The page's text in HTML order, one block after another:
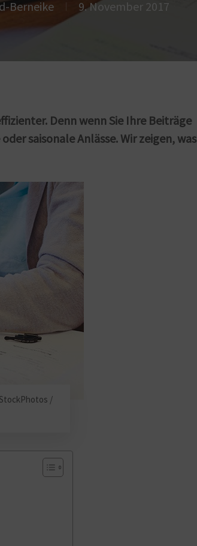
Berneike 9. November 2017
Denn wenn Sie Ihre Beiträge
saisonale Anlässe. Wir zeigen, was
/